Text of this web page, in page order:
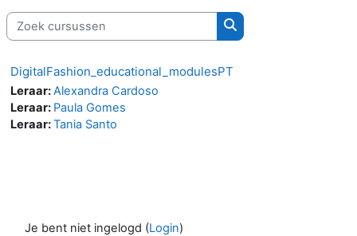
Zoek cursussen
Zoek cursussen
DigitalFashion_educational_modulesPT
Leraar:Alexandra Cardoso
Leraar: Paula Gomes
Leraar:Tania Santo
Je bent niet ingelogd (Login)